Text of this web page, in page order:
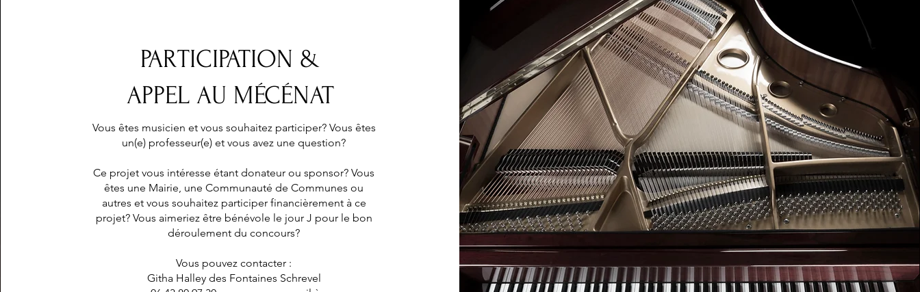
PARTICIPATION &
APPEL AU MÉCÉNAT
Vous êtes musicien et vous souhaitez participer? Vous êtes
un(e) professeur(e) et vous avez une question?
Ce projet vous intéresse étant donateur ou sponsor? Vous
êtes une Mairie, une Communauté de Communes ou
autres et vous souhaitez participer financièrement à ce
projet? Vous aimeriez être bénévole le jour J pour le bon
déroulement du concours?
Vous pouvez contacter :
Githa Halley des Fontaines Schrevel